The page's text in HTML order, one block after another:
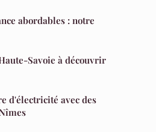
abordables : notre
Savoie à découvrir
d'électricité avec des